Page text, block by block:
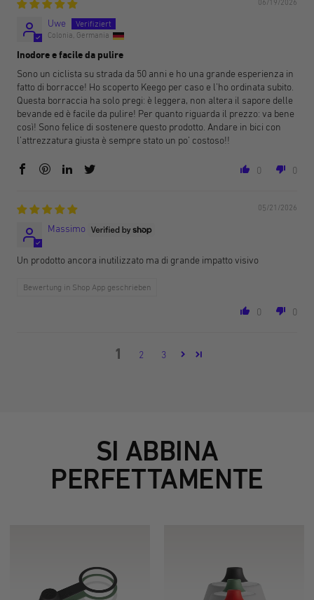
06/19/2026
Uwe
Colonia, Germania
Inodore e facile da pulire
Sono un ciclista su strada da 50 anni e ho una grande esperienza in
fatto di borracce! Ho scoperto Keego per caso e l’ho ordinata subito.
Questa borraccia ha solo pregi: è leggera, non altera il sapore delle
bevande ed è facile da pulire! Per quanto riguarda il prezzo: va bene
così! Sono felice di sostenere questo prodotto. Andare in bici con
l’attrezzatura giusta è sempre stato un po’ costoso!!
0 0
05/21/2026
Massimo
Un prodotto ancora inutilizzato ma di grande impatto visivo
Bewertung in Shop App geschrieben
0 0
1 2 3
SI ABBINA
PERFETTAMENTE